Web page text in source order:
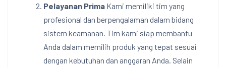
Pelayanan Prima Kami memiliki tim yang
profesional dan berpengalaman dalam bidang
sistem keamanan. Tim kami siap membantu
Anda dalam memilih produk yang tepat sesuai
dengan kebutuhan dan anggaran Anda. Selain